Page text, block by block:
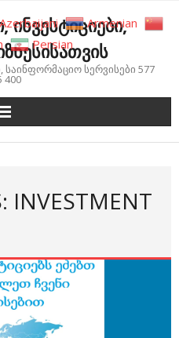
ინვესტიციები,
საინფორმაციო სერვისები 577
400
INVESTMENT
Azerbaijani
Armenian
Persian